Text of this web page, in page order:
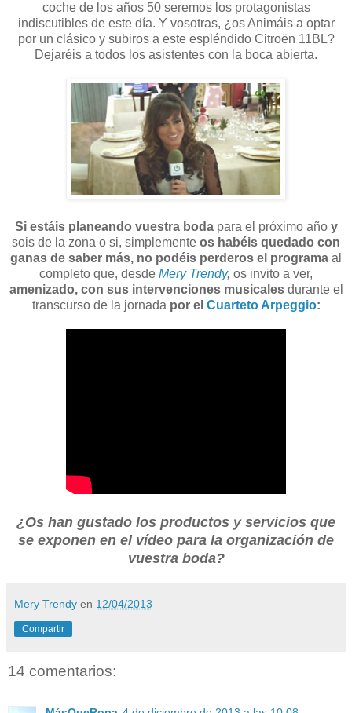
coche de los años 50 seremos los protagonistas
indiscutibles de este día. Y vosotras, ¿os Animáis a optar
por un clásico y subiros a este espléndido Citroën 11BL?
Dejaréis a todos los asistentes con la boca abierta.
Si estáis planeando vuestra bodapara el próximo año y
sois de la zona o si, simplemente os habéis quedado con
ganas de saber más, no podéis perderos el programa al
completo que, desde Mery Trendy, os invito a ver,
amenizado, con sus intervenciones musicales durante el
transcurso de la jornada por el Cuarteto Arpeggio:
¿Os han gustado los productos y servicios que
se exponen en el vídeo para la organización de
vuestra boda?
Mery Trendy en 12/04/2013
Compartir
14 comentarios: